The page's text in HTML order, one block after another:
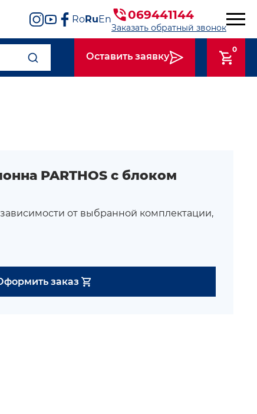
RoRuEn 069441144
Заказать обратный звонок
Оставить заявку
0
PARTHOS с блоком
от выбранной комплектации,
заказ